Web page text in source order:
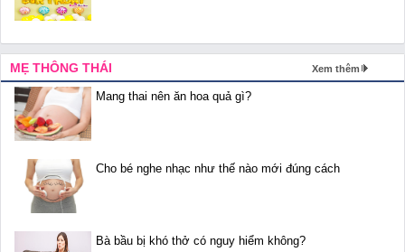
MẸ THÔNG THÁI Xem thêm
Mang thai nên ăn hoa quả gì?
Cho bé nghe nhạc như thế nào mới đúng cách
Bà bầu bị khó thở có nguy hiểm không?